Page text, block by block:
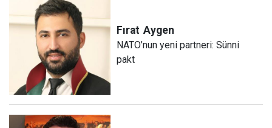
Fırat Aygen
NATO’nun yeni partneri: Sünni
pakt